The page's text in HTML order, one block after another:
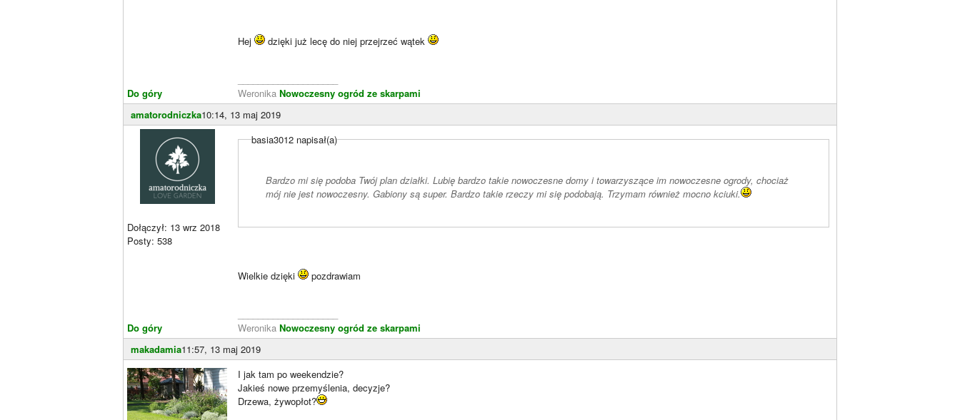
Do góry
Hej dzięki już lecę do niej przejrzeć wątek
Weronika Nowoczesny ogród ze skarpami
amatorodniczka10:14, 13 maj 2019
Dołączył: 13 wrz 2018
Posty: 538
Do góry
basia3012 napisał(a)
Bardzo mi się podoba Twój plan działki. Lubię bardzo takie nowoczesne domy i towarzyszące im nowoczesne ogrody, chociaż
mój nie jest nowoczesny. Gabiony są super. Bardzo takie rzeczy mi się podobają. Trzymam również mocno kciuki.
Wielkie dzięki pozdrawiam
Weronika Nowoczesny ogród ze skarpami
makadamia11:57, 13 maj 2019
I jak tam po weekendzie?
Jakieś nowe przemyślenia, decyzje?
Drzewa, żywopłot?